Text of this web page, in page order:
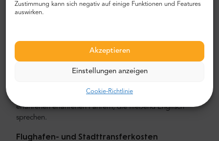
Zustimmung kann sich negativ auf einige Funktionen und Features
auswirken.
Akzeptieren
Einstellungen anzeigen
Cookie-Richtlinie
Weg zu finden.
Auf der Suche nach einem zuverlässigen und
erschwinglichen Flughafentransfer? Reservieren Sie eines
Reisende. Wir bieten Tür-zu-Tür-Transport in neuen,
Minivans und Minibussen. Unsere Crew besteht aus
erfahrenen erfahrenen Fahrern, die fließend Englisch
sprechen.
Flughafen- und Stadttransferkosten